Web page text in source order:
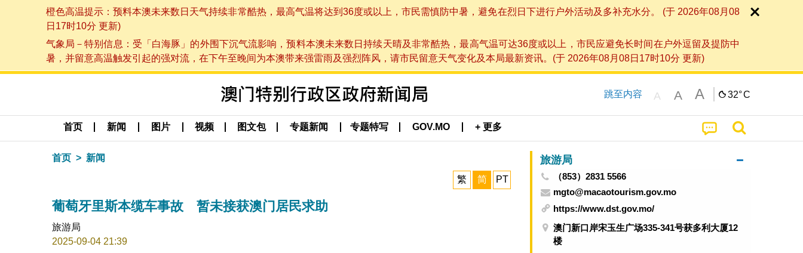
橙色高温提示：预料本澳未来数日天气持续非常酷热，最高气温将达到36度或以上，市民需慎防中暑，避免在烈日下进行户外活动及多补充水分。 (于 2026年08月08
日17时10分 更新)
气象局－特别信息：受「白海豚」的外围下沉气流影响，预料本澳未来数日持续天晴及非常酷热，最高气温可达36度或以上，市民应避免长时间在户外逗留及提防中
暑，并留意高温触发引起的强对流，在下午至晚间为本澳带来强雷雨及强烈阵风，请市民留意天气变化及本局最新资讯。(于 2026年08月08日17时10分 更新)
跳至内容 A A A 32°C
首页 新闻 图片 视频 图文包 专题新闻 专题特写 GOV.MO + 更多
首页 新闻
繁 简 PT
葡萄牙里斯本缆车事故 暂未接获澳门居民求助
旅游局
2025-09-04 21:39
旅游局
（853）2831 5566
mgto@macaotourism.gov.mo
https://www.dst.gov.mo/
澳门新口岸宋玉生广场335-341号获多利大厦12
楼